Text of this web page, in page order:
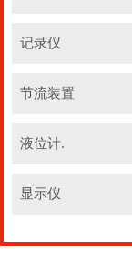
记录仪
节流装置
液位计.
显示仪